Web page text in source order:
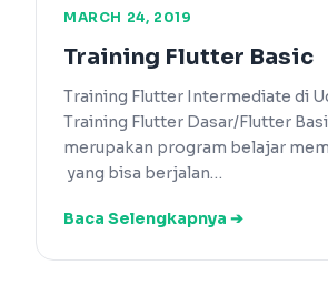
MARCH 24, 2019
Training Flutter Basic
Training Flutter Intermediate di
Training Flutter Dasar/Flutter
merupakan program belajar
yang bisa berjalan…
Baca Selengkapnya ➔